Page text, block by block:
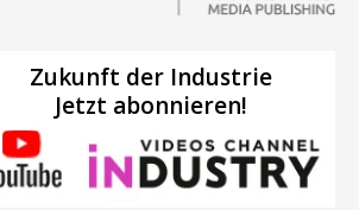
Zukunft der Industrie
Jetzt abonnieren!